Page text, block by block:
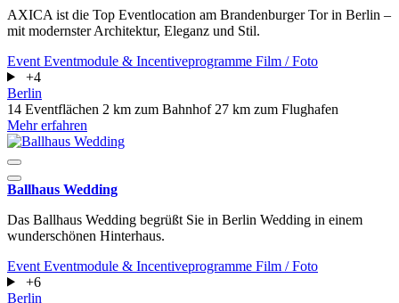
AXICA ist die Top Eventlocation am Brandenburger Tor in Berlin –
mit modernster Architektur, Eleganz und Stil.
Event Eventmodule & Incentiveprogramme Film / Foto
+4
Berlin
14 Eventflächen 2 km zum Bahnhof 27 km zum Flughafen
Mehr erfahren
Ballhaus Wedding
Das Ballhaus Wedding begrüßt Sie in Berlin Wedding in einem
wunderschönen Hinterhaus.
Event Eventmodule & Incentiveprogramme Film / Foto
+6
Berlin